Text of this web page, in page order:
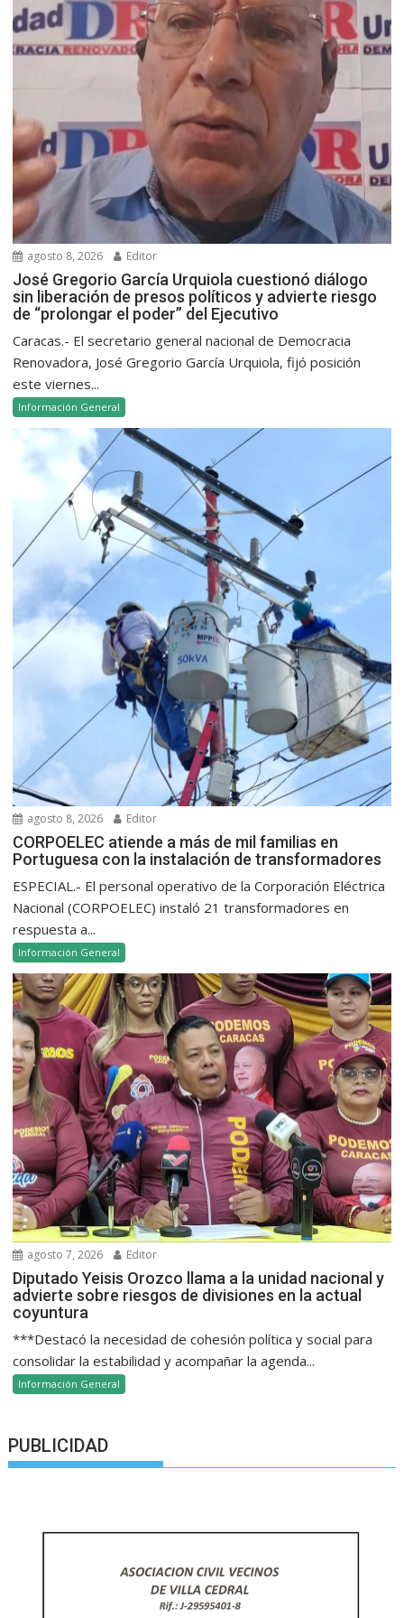
agosto 8, 2026 Editor
José Gregorio García Urquiola cuestionó diálogo
sin liberación de presos políticos y advierte riesgo
de “prolongar el poder” del Ejecutivo
Caracas.- El secretario general nacional de Democracia
Renovadora, José Gregorio García Urquiola, fijó posición
este viernes...
Información General
agosto 8, 2026 Editor
CORPOELEC atiende a más de mil familias en
Portuguesa con la instalación de transformadores
ESPECIAL.- El personal operativo de la Corporación Eléctrica
Nacional (CORPOELEC) instaló 21 transformadores en
respuesta a...
Información General
agosto 7, 2026 Editor
Diputado Yeisis Orozco llama a la unidad nacional y
advierte sobre riesgos de divisiones en la actual
coyuntura
***Destacó la necesidad de cohesión política y social para
consolidar la estabilidad y acompañar la agenda...
Información General
PUBLICIDAD